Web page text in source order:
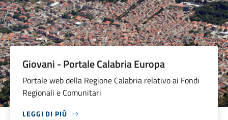
Giovani - Portale Calabria Europa
Portale web della Regione Calabria relativo ai Fondi
Regionali e Comunitari
LEGGI DI PIÙ